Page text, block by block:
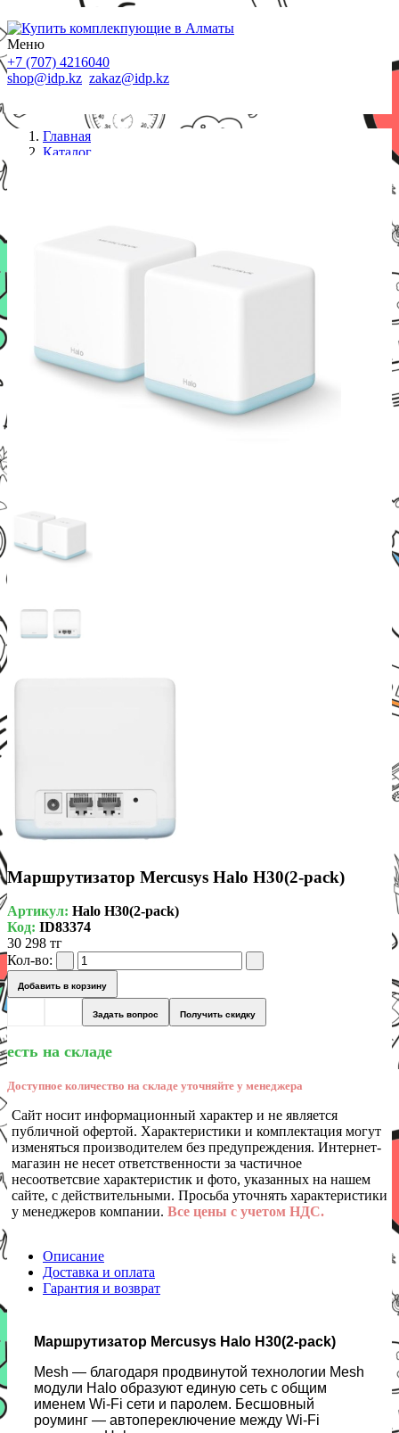
Меню
+7 (707) 4216040
shop@idp.kz zakaz@idp.kz
Главная
Каталог
Маршрутизатор Mercusys Halo H30(2-pack)
Артикул: Halo H30(2-pack)
Код: ID83374
30 298 тг
Кол-во:
Добавить в корзину
Задать вопрос Получить скидку
есть на складе
Доступное количество на складе уточняйте у менеджера
Сайт носит информационный характер и не является
публичной офертой. Характеристики и комплектация могут
изменяться производителем без предупреждения. Интернет-
магазин не несет ответственности за частичное
несоответсвие характеристик и фото, указанных на нашем
сайте, с действительными. Просьба уточнять характеристики
у менеджеров компании. Все цены с учетом НДС.
Описание
Доставка и оплата
Гарантия и возврат
Маршрутизатор Mercusys Halo H30(2-pack)
Mesh — благодаря продвинутой технологии Mesh
модули Halo образуют единую сеть с общим
именем Wi-Fi сети и паролем. Бесшовный
роуминг — автопереключение между Wi-Fi